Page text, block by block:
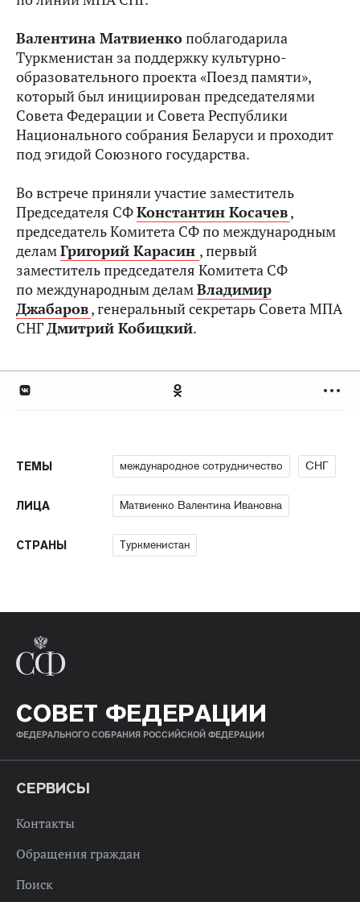
Валентина Матвиенкопоблагодарила
Туркменистан за поддержку культурно-
образовательного проекта «Поезд памяти»,
который был инициирован председателями
Совета Федерации и Совета Республики
Национального собрания Беларуси и проходит
под эгидой Союзного государства.
Во встрече приняли участие заместитель
Председателя СФКонстантин Косачев,
председатель Комитета СФ по международным
деламГригорий Карасин , первый
заместитель председателя Комитета СФ
по международным деламВладимир
Джабаров, генеральный секретарь Совета МПА
СНГДмитрий Кобицкий.
ТЕМЫ международное сотрудничество СНГ
ЛИЦА Матвиенко Валентина Ивановна
СТРАНЫ Туркменистан
СОВЕТ ФЕДЕРАЦИИ
ФЕДЕРАЛЬНОГО СОБРАНИЯ РОССИЙСКОЙ ФЕДЕРАЦИИ
СЕРВИСЫ
Контакты
Обращения граждан
Поиск